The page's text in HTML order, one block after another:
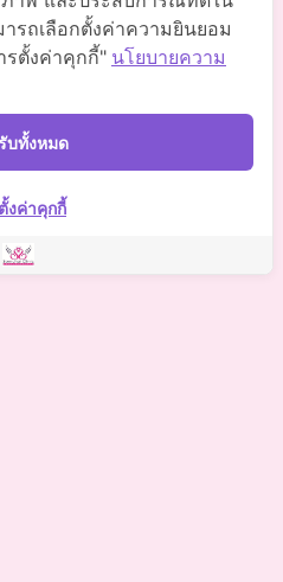
ชาย
Reserved. Powered by
รถเลือกตั้งค่าความยินยอม
รตั้งค่าคุกกี้" นโยบายความ
บทั้งหมด
งค่าคุกกี้